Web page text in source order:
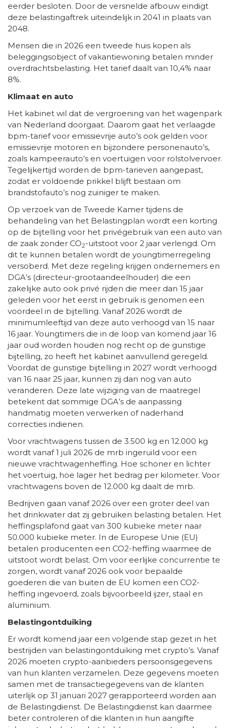
eerder besloten. Door de versnelde afbouw eindigt
deze belastingaftrek uiteindelijk in 2041 in plaats van
2048.
Mensen die in 2026 een tweede huis kopen als
beleggingsobject of vakantiewoning betalen minder
overdrachtsbelasting. Het tarief daalt van 10,4% naar
8%.
Klimaat en auto
Het kabinet wil dat de vergroening van het wagenpark
van Nederland doorgaat. Daarom gaat het verlaagde
bpm-tarief voor emissievrije auto’s ook gelden voor
emissievrije motoren en bijzondere personenauto’s,
zoals kampeerauto’s en voertuigen voor rolstolvervoer.
Tegelijkertijd worden de bpm-tarieven aangepast,
zodat er voldoende prikkel blijft bestaan om
brandstofauto’s nog zuiniger te maken.
Op verzoek van de Tweede Kamer tijdens de
behandeling van het Belastingplan wordt een korting
op de bijtelling voor het privégebruik van een auto van
de zaak zonder CO2-uitstoot voor 2 jaar verlengd. Om
dit te kunnen betalen wordt de youngtimerregeling
versoberd. Met deze regeling krijgen ondernemers en
DGA’s (directeur-grootaandeelhouder) die een
zakelijke auto ook privé rijden die meer dan 15 jaar
geleden voor het eerst in gebruik is genomen een
voordeel in de bijtelling. Vanaf 2026 wordt de
minimumleeftijd van deze auto verhoogd van 15 naar
16 jaar. Youngtimers die in de loop van komend jaar 16
jaar oud worden houden nog recht op de gunstige
bijtelling, zo heeft het kabinet aanvullend geregeld.
Voordat de gunstige bijtelling in 2027 wordt verhoogd
van 16 naar 25 jaar, kunnen zij dan nog van auto
veranderen. Deze late wijziging van de maatregel
betekent dat sommige DGA’s de aanpassing
handmatig moeten verwerken of naderhand
correcties indienen.
Voor vrachtwagens tussen de 3.500 kg en 12.000 kg
wordt vanaf 1 juli 2026 de mrb ingeruild voor een
nieuwe vrachtwagenheffing. Hoe schoner en lichter
het voertuig, hoe lager het bedrag per kilometer. Voor
vrachtwagens boven de 12.000 kg daalt de mrb.
Bedrijven gaan vanaf 2026 over een groter deel van
het drinkwater dat zij gebruiken belasting betalen. Het
heffingsplafond gaat van 300 kubieke meter naar
50.000 kubieke meter. In de Europese Unie (EU)
betalen producenten een CO2-heffing waarmee de
uitstoot wordt belast. Om voor eerlijke concurrentie te
zorgen, wordt vanaf 2026 ook voor bepaalde
goederen die van buiten de EU komen een CO2-
heffing ingevoerd, zoals bijvoorbeeld ijzer, staal en
aluminium.
Belastingontduiking
Er wordt komend jaar een volgende stap gezet in het
bestrijden van belastingontduiking met crypto’s. Vanaf
2026 moeten crypto-aanbieders persoonsgegevens
van hun klanten verzamelen. Deze gegevens moeten
samen met de transactiegegevens van de klanten
uiterlijk op 31 januari 2027 gerapporteerd worden aan
de Belastingdienst. De Belastingdienst kan daarmee
beter controleren of die klanten in hun aangifte